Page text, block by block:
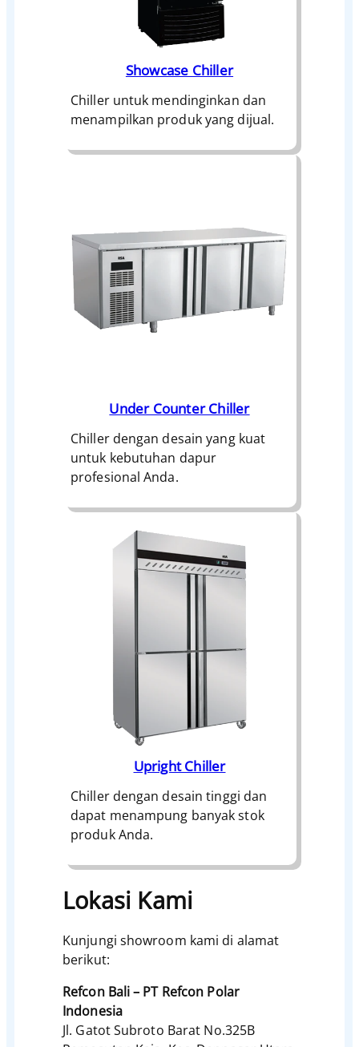
Showcase Chiller
Chiller untuk mendinginkan dan
menampilkan produk yang dijual.
Under Counter Chiller
Chiller dengan desain yang kuat
untuk kebutuhan dapur
profesional Anda.
Upright Chiller
Chiller dengan desain tinggi dan
dapat menampung banyak stok
produk Anda.
Lokasi Kami
Kunjungi showroom kami di alamat
berikut:
Refcon Bali – PT Refcon Polar
Indonesia
Jl. Gatot Subroto Barat No.325B